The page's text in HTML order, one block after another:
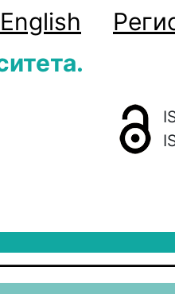
English